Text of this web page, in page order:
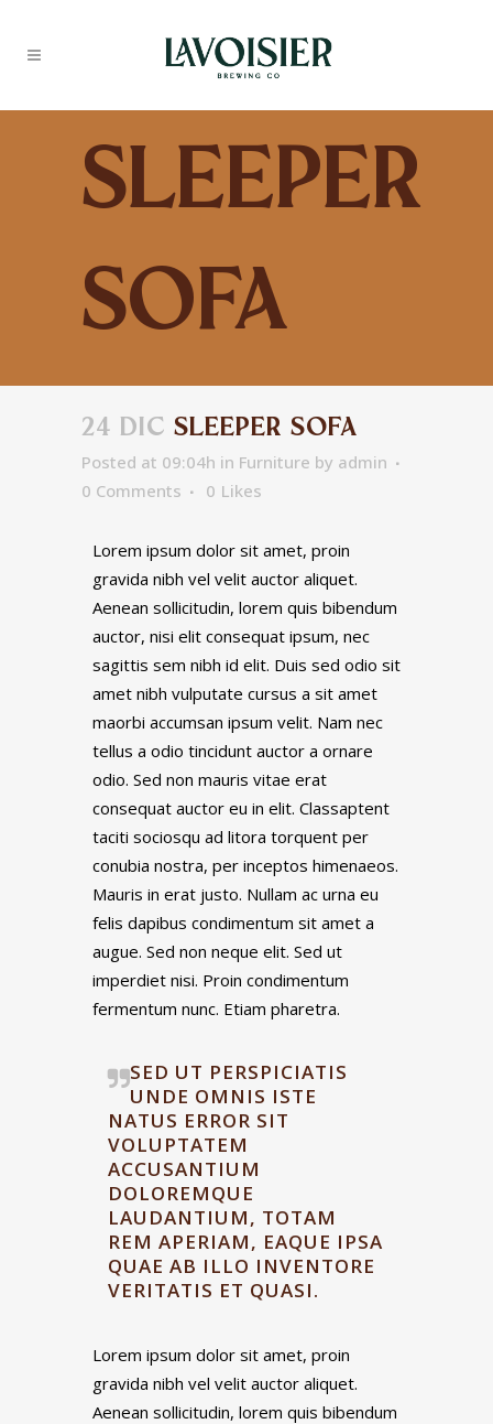
Sleeper
Sofa
24 DIC SLEEPER SOFA
Posted at 09:04h in Furniture by admin
0 Comments
0 Likes
Lorem ipsum dolor sit amet, proin
gravida nibh vel velit auctor aliquet.
Aenean sollicitudin, lorem quis bibendum
auctor, nisi elit consequat ipsum, nec
sagittis sem nibh id elit. Duis sed odio sit
amet nibh vulputate cursus a sit amet
maorbi accumsan ipsum velit. Nam nec
tellus a odio tincidunt auctor a ornare
odio. Sed non mauris vitae erat
consequat auctor eu in elit. Classaptent
taciti sociosqu ad litora torquent per
conubia nostra, per inceptos himenaeos.
Mauris in erat justo. Nullam ac urna eu
felis dapibus condimentum sit amet a
augue. Sed non neque elit. Sed ut
imperdiet nisi. Proin condimentum
fermentum nunc. Etiam pharetra.
SED UT PERSPICIATIS
UNDE OMNIS ISTE
NATUS ERROR SIT
VOLUPTATEM
ACCUSANTIUM
DOLOREMQUE
LAUDANTIUM, TOTAM
REM APERIAM, EAQUE IPSA
QUAE AB ILLO INVENTORE
VERITATIS ET QUASI.
Lorem ipsum dolor sit amet, proin
gravida nibh vel velit auctor aliquet.
Aenean sollicitudin, lorem quis bibendum